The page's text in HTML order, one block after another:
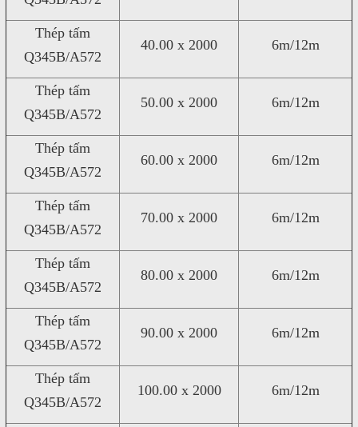
Thép tấm
Q345B/A572
40.00 x 2000 6m/12m
Thép tấm
Q345B/A572
50.00 x 2000 6m/12m
Thép tấm
Q345B/A572
60.00 x 2000 6m/12m
Thép tấm
Q345B/A572
70.00 x 2000 6m/12m
Thép tấm
Q345B/A572
80.00 x 2000 6m/12m
Thép tấm
Q345B/A572
90.00 x 2000 6m/12m
Thép tấm
Q345B/A572
100.00 x 2000 6m/12m